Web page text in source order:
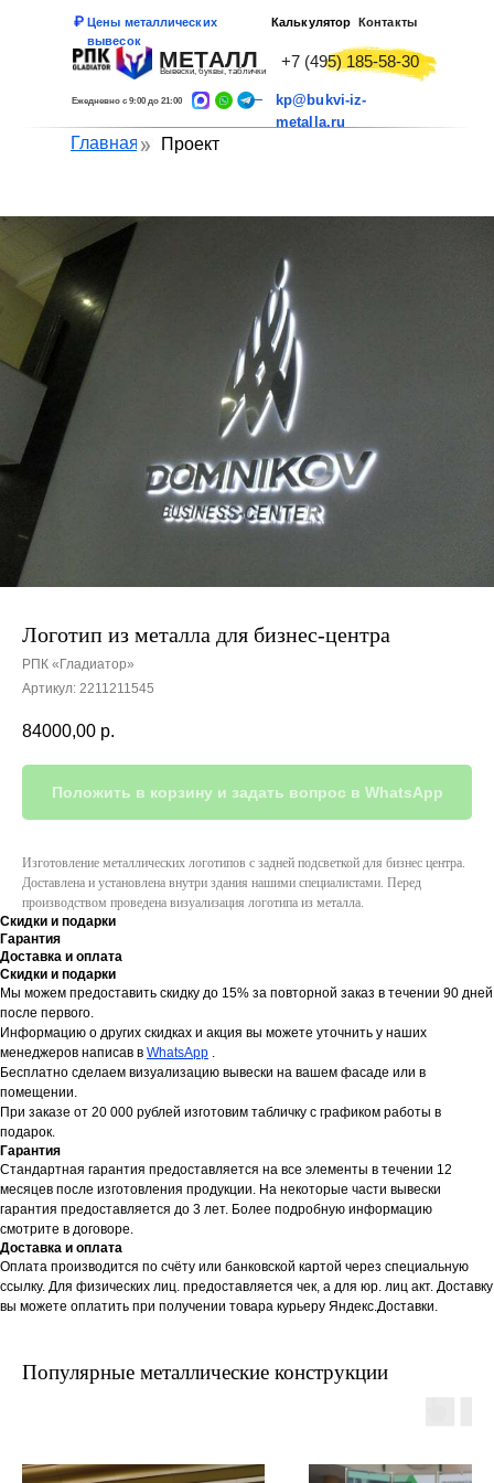
Цены металлических
вывесок
Калькулятор
Ежедневно с 9:00 до 21:00
+7 (495) 185-58-30
kp@bukvi-iz-
metalla.ru
Контакты
Вывески, буквы, таблички
МЕТАЛЛ
Главная Проект
Логотип из металла для бизнес-центра
РПК «Гладиатор»
Артикул: 2211211545
84000,00 р.
Положить в корзину и задать вопрос в WhatsApp
Изготовление металлических логотипов с задней подсветкой для бизнес центра.
Доставлена и установлена внутри здания нашими специалистами. Перед
производством проведена визуализация логотипа из металла.
Скидки и подарки
Гарантия
Доставка и оплата
Скидки и подарки
Мы можем предоставить скидку до 15% за повторной заказ в течении 90 дней
после первого.
Информацию о других скидках и акция вы можете уточнить у наших
менеджеров написав в WhatsApp .
Бесплатно сделаем визуализацию вывески на вашем фасаде или в
помещении.
При заказе от 20 000 рублей изготовим табличку с графиком работы в
подарок.
Гарантия
Стандартная гарантия предоставляется на все элементы в течении 12
месяцев после изготовления продукции. На некоторые части вывески
гарантия предоставляется до 3 лет. Более подробную информацию
смотрите в договоре.
Доставка и оплата
Оплата производится по счёту или банковской картой через специальную
ссылку. Для физических лиц. предоставляется чек, а для юр. лиц акт. Доставку
вы можете оплатить при получении товара курьеру Яндекс.Доставки.
Популярные металлические конструкции